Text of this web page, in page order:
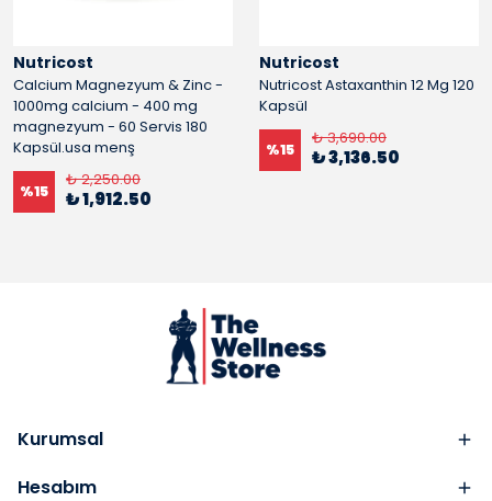
Nutricost
Calcium Magnezyum & Zinc -
1000mg calcium - 400 mg
magnezyum - 60 Servis 180
Kapsül.usa menş
%15
₺ 2,250.00
₺ 1,912.50
Nutricost
Nutricost Astaxanthin 12 Mg 120
Kapsül
%15
₺ 3,690.00
₺ 3,136.50
Kurumsal
Hesabım